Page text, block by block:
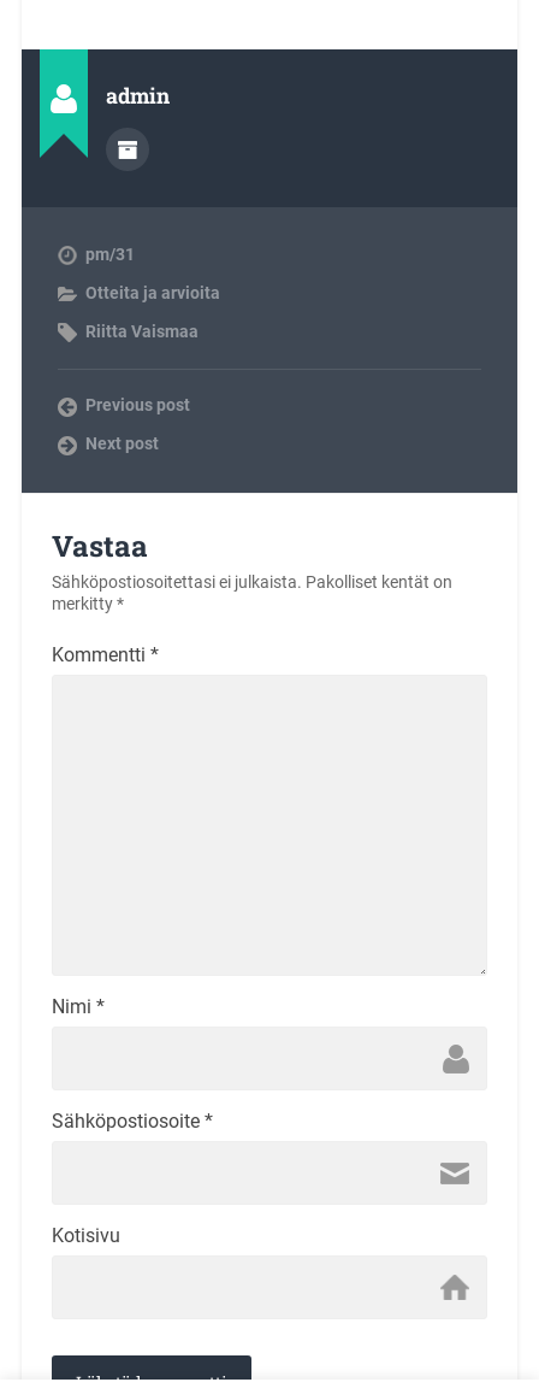
admin
pm/31
Otteita ja arvioita
Riitta Vaismaa
Previous post
Next post
Vastaa
Sähköpostiosoitettasi ei julkaista. Pakolliset kentät on
merkitty*
Kommentti *
Nimi *
Sähköpostiosoite *
Kotisivu